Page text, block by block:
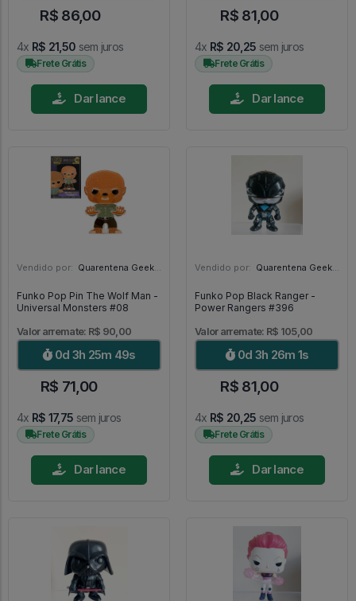
R$ 86,00
4x R$ 21,50 sem juros
Frete Grátis
Dar lance
R$ 81,00
4x R$ 20,25 sem juros
Frete Grátis
Dar lance
Vendido por: Quarentena Geek Store - SP
Funko Pop Pin The Wolf Man -
Universal Monsters #08
Valor arremate: R$ 90,00
0d 3h 25m 48s
R$ 71,00
4x R$ 17,75 sem juros
Frete Grátis
Dar lance
Vendido por: Quarentena Geek Store - SP
Funko Pop Black Ranger -
Power Rangers #396
Valor arremate: R$ 105,00
0d 3h 26m 0s
R$ 81,00
4x R$ 20,25 sem juros
Frete Grátis
Dar lance